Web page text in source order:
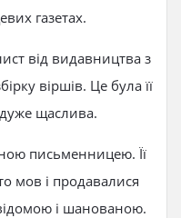
газетах.
від видавництва з
віршів. Це була її
щаслива.
письменницею. Її
мов і продавалися
і шанованою.